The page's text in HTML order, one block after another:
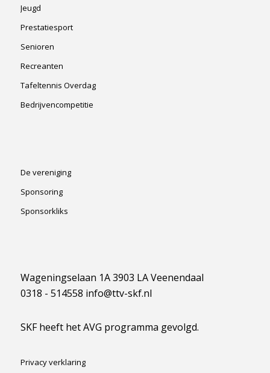
Jeugd
Prestatiesport
Senioren
Recreanten
Tafeltennis Overdag
Bedrijvencompetitie
De vereniging
Sponsoring
Sponsorkliks
Wageningselaan 1A 3903 LA Veenendaal
0318 - 514558 info@ttv-skf.nl
SKF heeft het AVG programma gevolgd.
Privacy verklaring